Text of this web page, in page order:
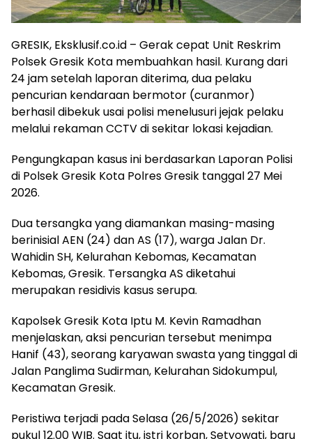
GRESIK, Eksklusif.co.id – Gerak cepat Unit Reskrim
Polsek Gresik Kota membuahkan hasil. Kurang dari
24 jam setelah laporan diterima, dua pelaku
pencurian kendaraan bermotor (curanmor)
berhasil dibekuk usai polisi menelusuri jejak pelaku
melalui rekaman CCTV di sekitar lokasi kejadian.
Pengungkapan kasus ini berdasarkan Laporan Polisi
di Polsek Gresik Kota Polres Gresik tanggal 27 Mei
2026.
Dua tersangka yang diamankan masing-masing
berinisial AEN (24) dan AS (17), warga Jalan Dr.
Wahidin SH, Kelurahan Kebomas, Kecamatan
Kebomas, Gresik. Tersangka AS diketahui
merupakan residivis kasus serupa.
Kapolsek Gresik Kota Iptu M. Kevin Ramadhan
menjelaskan, aksi pencurian tersebut menimpa
Hanif (43), seorang karyawan swasta yang tinggal di
Jalan Panglima Sudirman, Kelurahan Sidokumpul,
Kecamatan Gresik.
Peristiwa terjadi pada Selasa (26/5/2026) sekitar
pukul 12.00 WIB. Saat itu, istri korban, Setyowati, baru